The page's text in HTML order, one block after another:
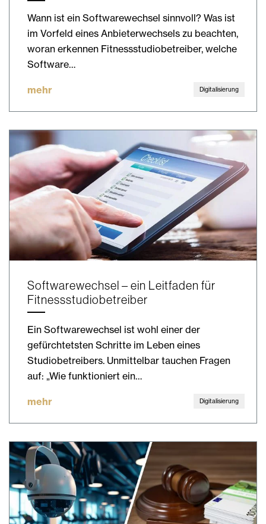
Wann ist ein Softwarewechsel sinnvoll? Was ist
im Vorfeld eines Anbieterwechsels zu beachten,
woran erkennen Fitnessstudiobetreiber, welche
Software…
mehr Digitalisierung
Softwarewechsel – ein Leitfaden für
Fitnessstudiobetreiber
Ein Softwarewechsel ist wohl einer der
gefürchtetsten Schritte im Leben eines
Studiobetreibers. Unmittelbar tauchen Fragen
auf: „Wie funktioniert ein…
mehr Digitalisierung